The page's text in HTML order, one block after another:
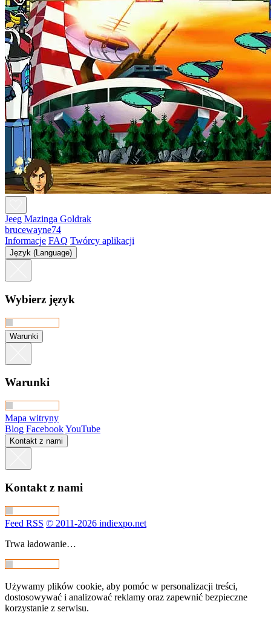
Jeeg Mazinga Goldrak
brucewayne74
Informacje FAQ Twórcy aplikacji
Język (Language)
Wybierz język
Warunki
Warunki
Mapa witryny
Blog FacebookYouTube
Kontakt z nami
Kontakt z nami
Feed RSS © 2011-2026 indiexpo.net
Trwa ładowanie…
Używamy plików cookie, aby pomóc w personalizacji treści,
dostosowywać i analizować reklamy oraz zapewnić bezpieczne
korzystanie z serwisu.